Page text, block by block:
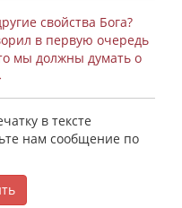
свойства Бога?
в первую очередь
мы должны думать о
в тексте
нам сообщение по